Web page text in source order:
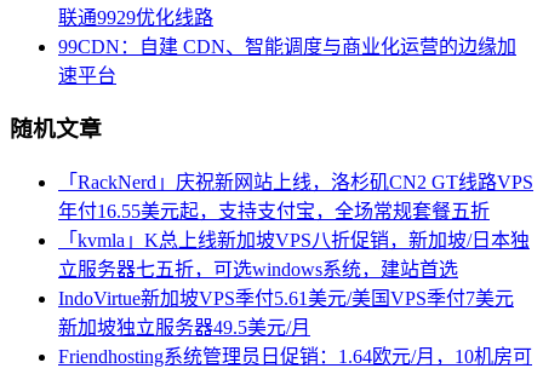
联通9929优化线路
99CDN：自建 CDN、智能调度与商业化运营的边缘加
速平台
随机文章
「RackNerd」庆祝新网站上线，洛杉矶CN2 GT线路VPS
年付16.55美元起，支持支付宝，全场常规套餐五折
「kvmla」K总上线新加坡VPS八折促销，新加坡/日本独
立服务器七五折，可选windows系统，建站首选
IndoVirtue新加坡VPS季付5.61美元/美国VPS季付7美元
新加坡独立服务器49.5美元/月
Friendhosting系统管理员日促销：1.64欧元/月，10机房可